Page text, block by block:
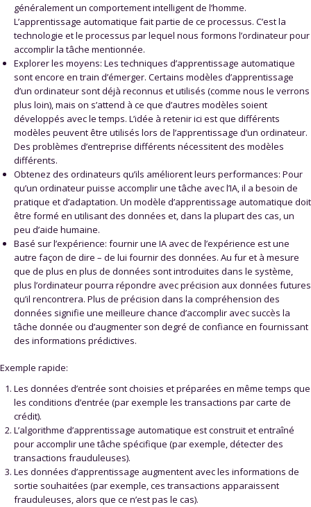
généralement un comportement intelligent de l’homme.
L’apprentissage automatique fait partie de ce processus. C’est la
technologie et le processus par lequel nous formons l’ordinateur pour
accomplir la tâche mentionnée.
Explorer les moyens: Les techniques d’apprentissage automatique
sont encore en train d’émerger. Certains modèles d’apprentissage
d’un ordinateur sont déjà reconnus et utilisés (comme nous le verrons
plus loin), mais on s’attend à ce que d’autres modèles soient
développés avec le temps. L’idée à retenir ici est que différents
modèles peuvent être utilisés lors de l’apprentissage d’un ordinateur.
Des problèmes d’entreprise différents nécessitent des modèles
différents.
Obtenez des ordinateurs qu’ils améliorent leurs performances: Pour
qu’un ordinateur puisse accomplir une tâche avec l’IA, il a besoin de
pratique et d’adaptation. Un modèle d’apprentissage automatique doit
être formé en utilisant des données et, dans la plupart des cas, un
peu d’aide humaine.
Basé sur l’expérience: fournir une IA avec de l’expérience est une
autre façon de dire – de lui fournir des données. Au fur et à mesure
que de plus en plus de données sont introduites dans le système,
plus l’ordinateur pourra répondre avec précision aux données futures
qu’il rencontrera. Plus de précision dans la compréhension des
données signifie une meilleure chance d’accomplir avec succès la
tâche donnée ou d’augmenter son degré de confiance en fournissant
des informations prédictives.
Exemple rapide:
Les données d’entrée sont choisies et préparées en même temps que
les conditions d’entrée (par exemple les transactions par carte de
crédit).
L’algorithme d’apprentissage automatique est construit et entraîné
pour accomplir une tâche spécifique (par exemple, détecter des
transactions frauduleuses).
Les données d’apprentissage augmentent avec les informations de
sortie souhaitées (par exemple, ces transactions apparaissent
frauduleuses, alors que ce n’est pas le cas).